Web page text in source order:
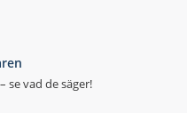
se vad de säger!